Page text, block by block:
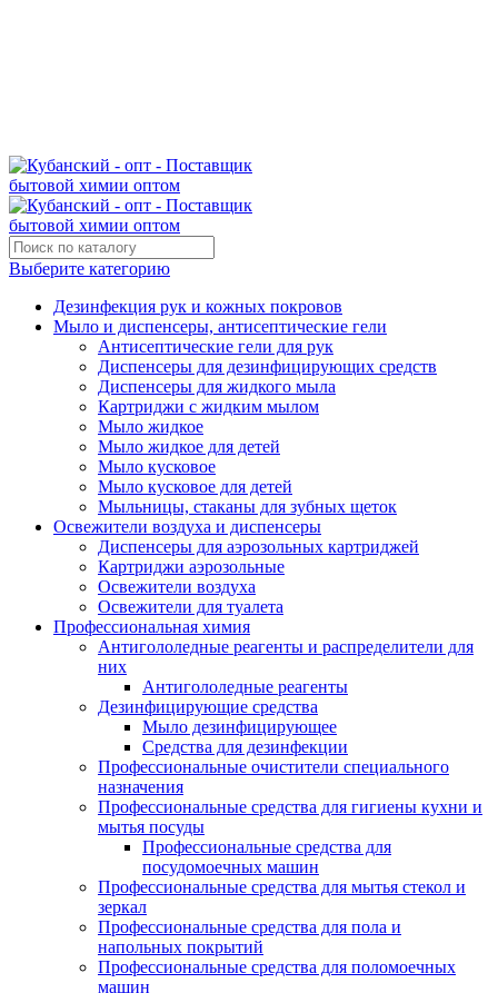
Выберите категорию
Дезинфекция рук и кожных покровов
Мыло и диспенсеры, антисептические гели
Антисептические гели для рук
Диспенсеры для дезинфицирующих средств
Диспенсеры для жидкого мыла
Картриджи с жидким мылом
Мыло жидкое
Мыло жидкое для детей
Мыло кусковое
Мыло кусковое для детей
Мыльницы, стаканы для зубных щеток
Освежители воздуха и диспенсеры
Диспенсеры для аэрозольных картриджей
Картриджи аэрозольные
Освежители воздуха
Освежители для туалета
Профессиональная химия
Антигололедные реагенты и распределители для
них
Антигололедные реагенты
Дезинфицирующие средства
Мыло дезинфицирующее
Средства для дезинфекции
Профессиональные очистители специального
назначения
Профессиональные средства для гигиены кухни и
мытья посуды
Профессиональные средства для
посудомоечных машин
Профессиональные средства для мытья стекол и
зеркал
Профессиональные средства для пола и
напольных покрытий
Профессиональные средства для поломоечных
машин